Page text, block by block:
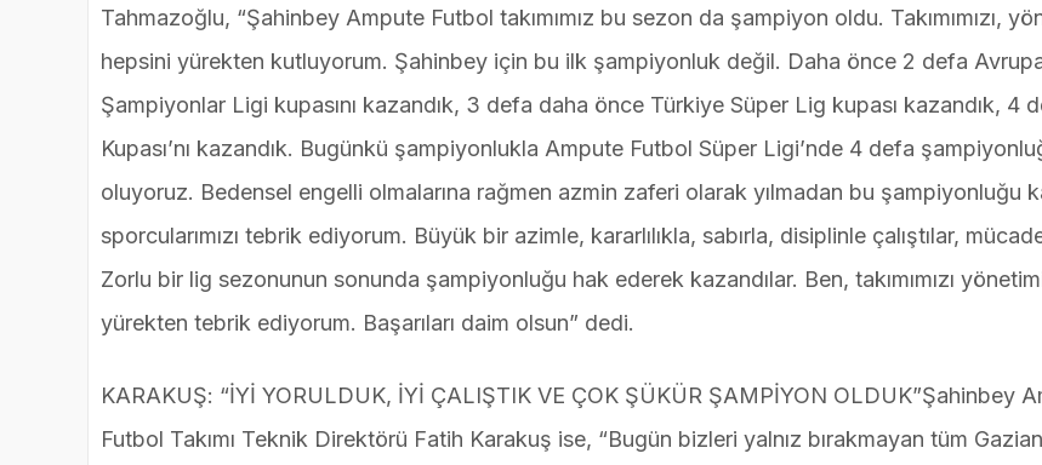
Tahmazoğlu, “Şahinbey Ampute Futbol takımımız bu sezon da şampiyon oldu. Takımımızı,
hepsini yürekten kutluyorum. Şahinbey için bu ilk şampiyonluk değil. Daha önce 2 defa
Şampiyonlar Ligi kupasını kazandık, 3 defa daha önce Türkiye Süper Lig kupası kazandık, 4
Kupası’nı kazandık. Bugünkü şampiyonlukla Ampute Futbol Süper Ligi’nde 4 defa
oluyoruz. Bedensel engelli olmalarına rağmen azmin zaferi olarak yılmadan bu şampiyonluğu
sporcularımızı tebrik ediyorum. Büyük bir azimle, kararlılıkla, sabırla, disiplinle çalıştılar,
Zorlu bir lig sezonunun sonunda şampiyonluğu hak ederek kazandılar. Ben, takımımızı
yürekten tebrik ediyorum. Başarıları daim olsun” dedi.
KARAKUŞ: “İYİ YORULDUK, İYİ ÇALIŞTIK VE ÇOK ŞÜKÜR ŞAMPİYON OLDUK”Şahinbey
Futbol Takımı Teknik Direktörü Fatih Karakuş ise, “Bugün bizleri yalnız bırakmayan tüm